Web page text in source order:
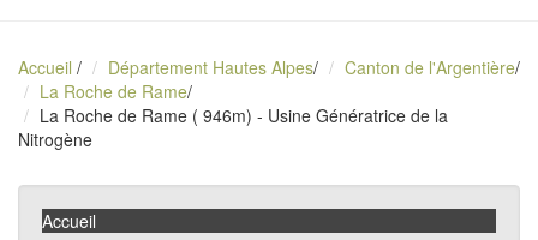
Accueil / Département Hautes Alpes/ Canton de l'Argentière/
La Roche de Rame/
La Roche de Rame ( 946m) - Usine Génératrice de la
Nitrogène
Accueil